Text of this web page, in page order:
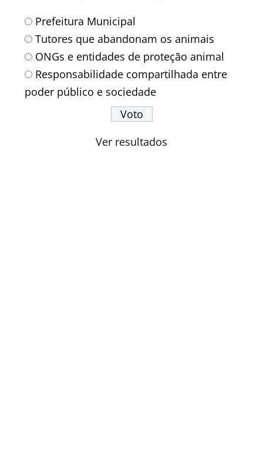
Prefeitura Municipal
Tutores que abandonam os animais
ONGs e entidades de proteção animal
Responsabilidade compartilhada entre
poder público e sociedade
Ver resultados